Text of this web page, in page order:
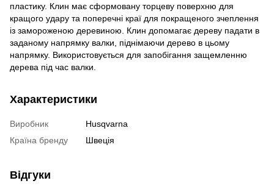
пластику. Клин має сформовану торцеву поверхню для
кращого удару та поперечні краї для покращеного зчеплення
із замороженою деревиною. Клин допомагає дереву падати в
заданому напрямку валки, піднімаючи дерево в цьому
напрямку. Використовується для запобігання защемленню
дерева під час валки.
Характеристики
Виробник
Husqvarna
Країна бренду
Швеція
Відгуки